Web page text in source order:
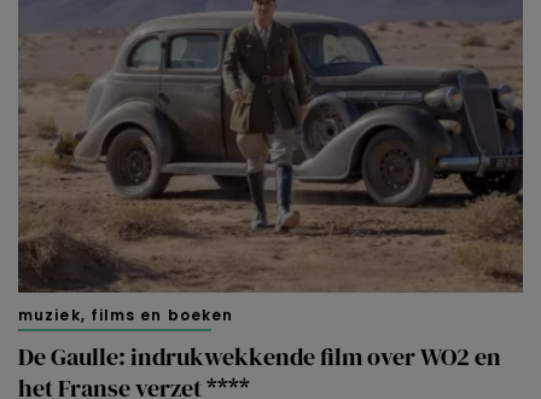
muziek, films en boeken
De Gaulle: indrukwekkende film over WO2 en
het Franse verzet ****